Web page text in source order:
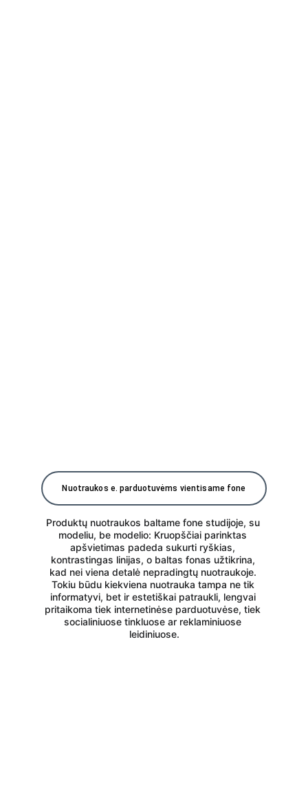
Nuotraukos e. parduotuvėms vientisame fone
Produktų nuotraukos baltame fone studijoje, su
modeliu, be modelio: Kruopščiai parinktas
apšvietimas padeda sukurti ryškias,
kontrastingas linijas, o baltas fonas užtikrina,
kad nei viena detalė nepradingtų nuotraukoje.
Tokiu būdu kiekviena nuotrauka tampa ne tik
informatyvi, bet ir estetiškai patraukli, lengvai
pritaikoma tiek internetinėse parduotuvėse, tiek
socialiniuose tinkluose ar reklaminiuose
leidiniuose.